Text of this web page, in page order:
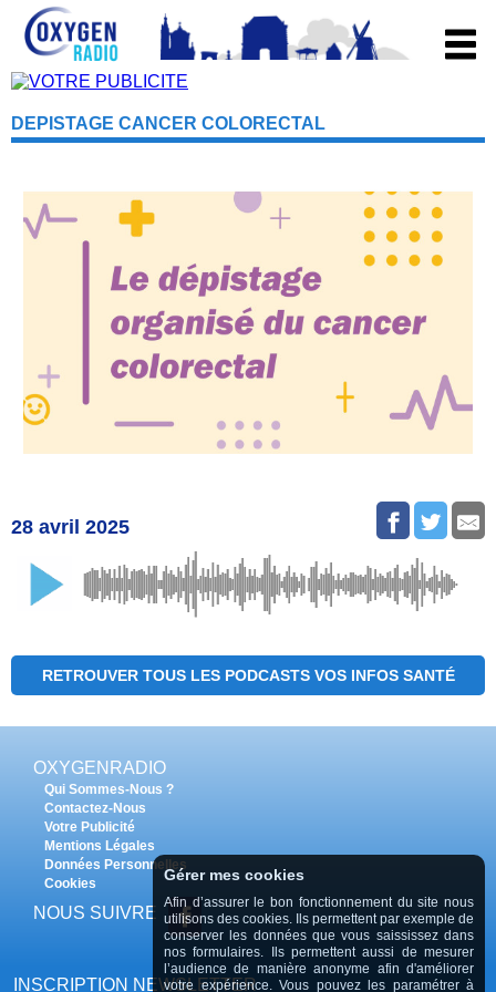
DEPISTAGE CANCER COLORECTAL
28 avril 2025
RETROUVER TOUS LES PODCASTS VOS INFOS SANTÉ
OXYGENRADIO
Qui Sommes-Nous ?
Contactez-Nous
Votre Publicité
Mentions Légales
Données Personnelles
Cookies
NOUS SUIVRE
INSCRIPTION NEWSLETTER
Gérer mes cookies
Afin d’assurer le bon fonctionnement du site nous
utilisons des cookies. Ils permettent par exemple de
conserver les données que vous saississez dans
nos formulaires. Ils permettent aussi de mesurer
l’audience de manière anonyme afin d'améliorer
votre expérience. Vous pouvez les paramétrer à